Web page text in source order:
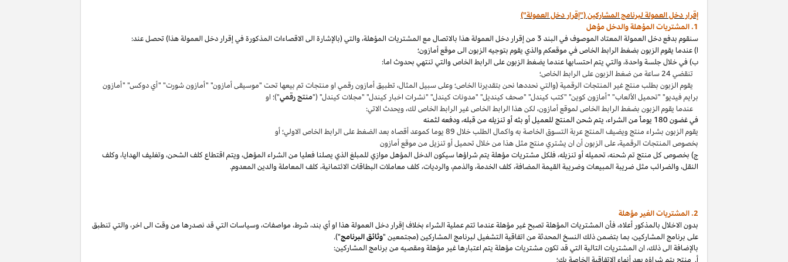
إقرار دخل العمولة لبرنامج المشاركين ("إقرار دخل العمولة")
1. المشتريات المؤهلة والدخل مؤهل
سنقوم بدفع دخل العمولة المعتاد الموصوف في البند 3 من إقرار دخل العمولة هذا بالاتصال مع المشتريات المؤهلة
،والتي (بالإشارة الى الاقصاءات المذكورة في إقرار دخل العمولة هذا) تحصل عند:
ا) عندما يقوم الزبون بضغط الرابط الخاص في موقعكم والذي يقوم بتوجيه الزبون الى موقع أمازون؛
ب) في خلال جلسة واحدة،والتي يتم احتسابها عندما يضغط الزبون على الرابط الخاص والتي تنتهي بحدوث اما:
تنقضي 24 ساعة من ضغط الزبون على الرابط الخاص؛
يقوم الزبون بطلب منتج غير المنتجات الرقمية (والتي نحددها نحن بتقديرنا الخاص؛وعلى سبيل المثال، تطبيق أمازون رقمي او منتجات تم بيعها تحت "موسيقى أمازون" "أمازون شورت" "أي دوكس" "أمازون
برايم فيديو" "تحميل الألعاب" "أمازون كوين" "كتب كيندل" "صحف كينديل" "مدونات كيندل" "نشرات اخبار كيندل" "مجلات كيندل" ("منتج رقمي")؛ او
عندما يقوم الزبون بضغط الرابط الخاص لموقع أمازون، لكن هذا الرابط الخاص غير الرابط الخاص لك،ويحدث الاتي:
في غضون180 يوماً من الشراء، يتم شحن المنتج للعميل أو بثه أو تنزيله من قبله، ودفعه لثمنه
يقوم الزبون بشراء منتج ويضيف المنتج عربة التسوق الخاصة به واكمال الطلب خلال 89 يوما كموعد أقصاه بعد الضغط على الرابط الخاص الاولي؛ أو
بخصوص المنتجات الرقمية،على الزبون أن ان يشتري منتج مثل هذا من خلال تحميل أو تنزيل من موقع أمازون
ج) بخصوص كل منتج تم شحنه، تحميله أو تنزيله،فلكل مشتريات مؤهلة يتمشراؤهاسيكون الدخل المؤهل موازي للمبلغ الذي يصلنا فعليا من الشراء المؤهل،ويتم اقتطاع كلف الشحن،وتغليف الهدايا،وكلف
النقل،والضرائب مثل ضريبة المبيعات وضريبة القيمة المضافة، كلف الخدمة،والذمم،والرديات، كلف معاملات البطاقات الائتمانية، كلف المعاملة والدين المعدوم.
2. المشتريات
الغير مؤهلة
بدون الاخلال بالمذكور أعلاه،فأن المشتريات المؤهلة تصبح غير مؤهلة عندما تتم عملية الشراء بخلاف إقرار دخل العمولة هذا او أي بند،شرط، مواصفات،وسياسات التي قد نصدرها من وقت الى اخر،والتي تنطبق
على برنامج المشاركين، بما بتضمن ذلك النسخ المحدثة من اتفاقية التشغيل لبرنامج المشاركين (مجتمعين "وثائق البرنامج").
بالإضافة الى ذلك، ان المشتريات التالية التي قد تكون مشتريات مؤهلة يتم اعتبارها غير مؤهلة ومقصيه من برنامج المشاركين: